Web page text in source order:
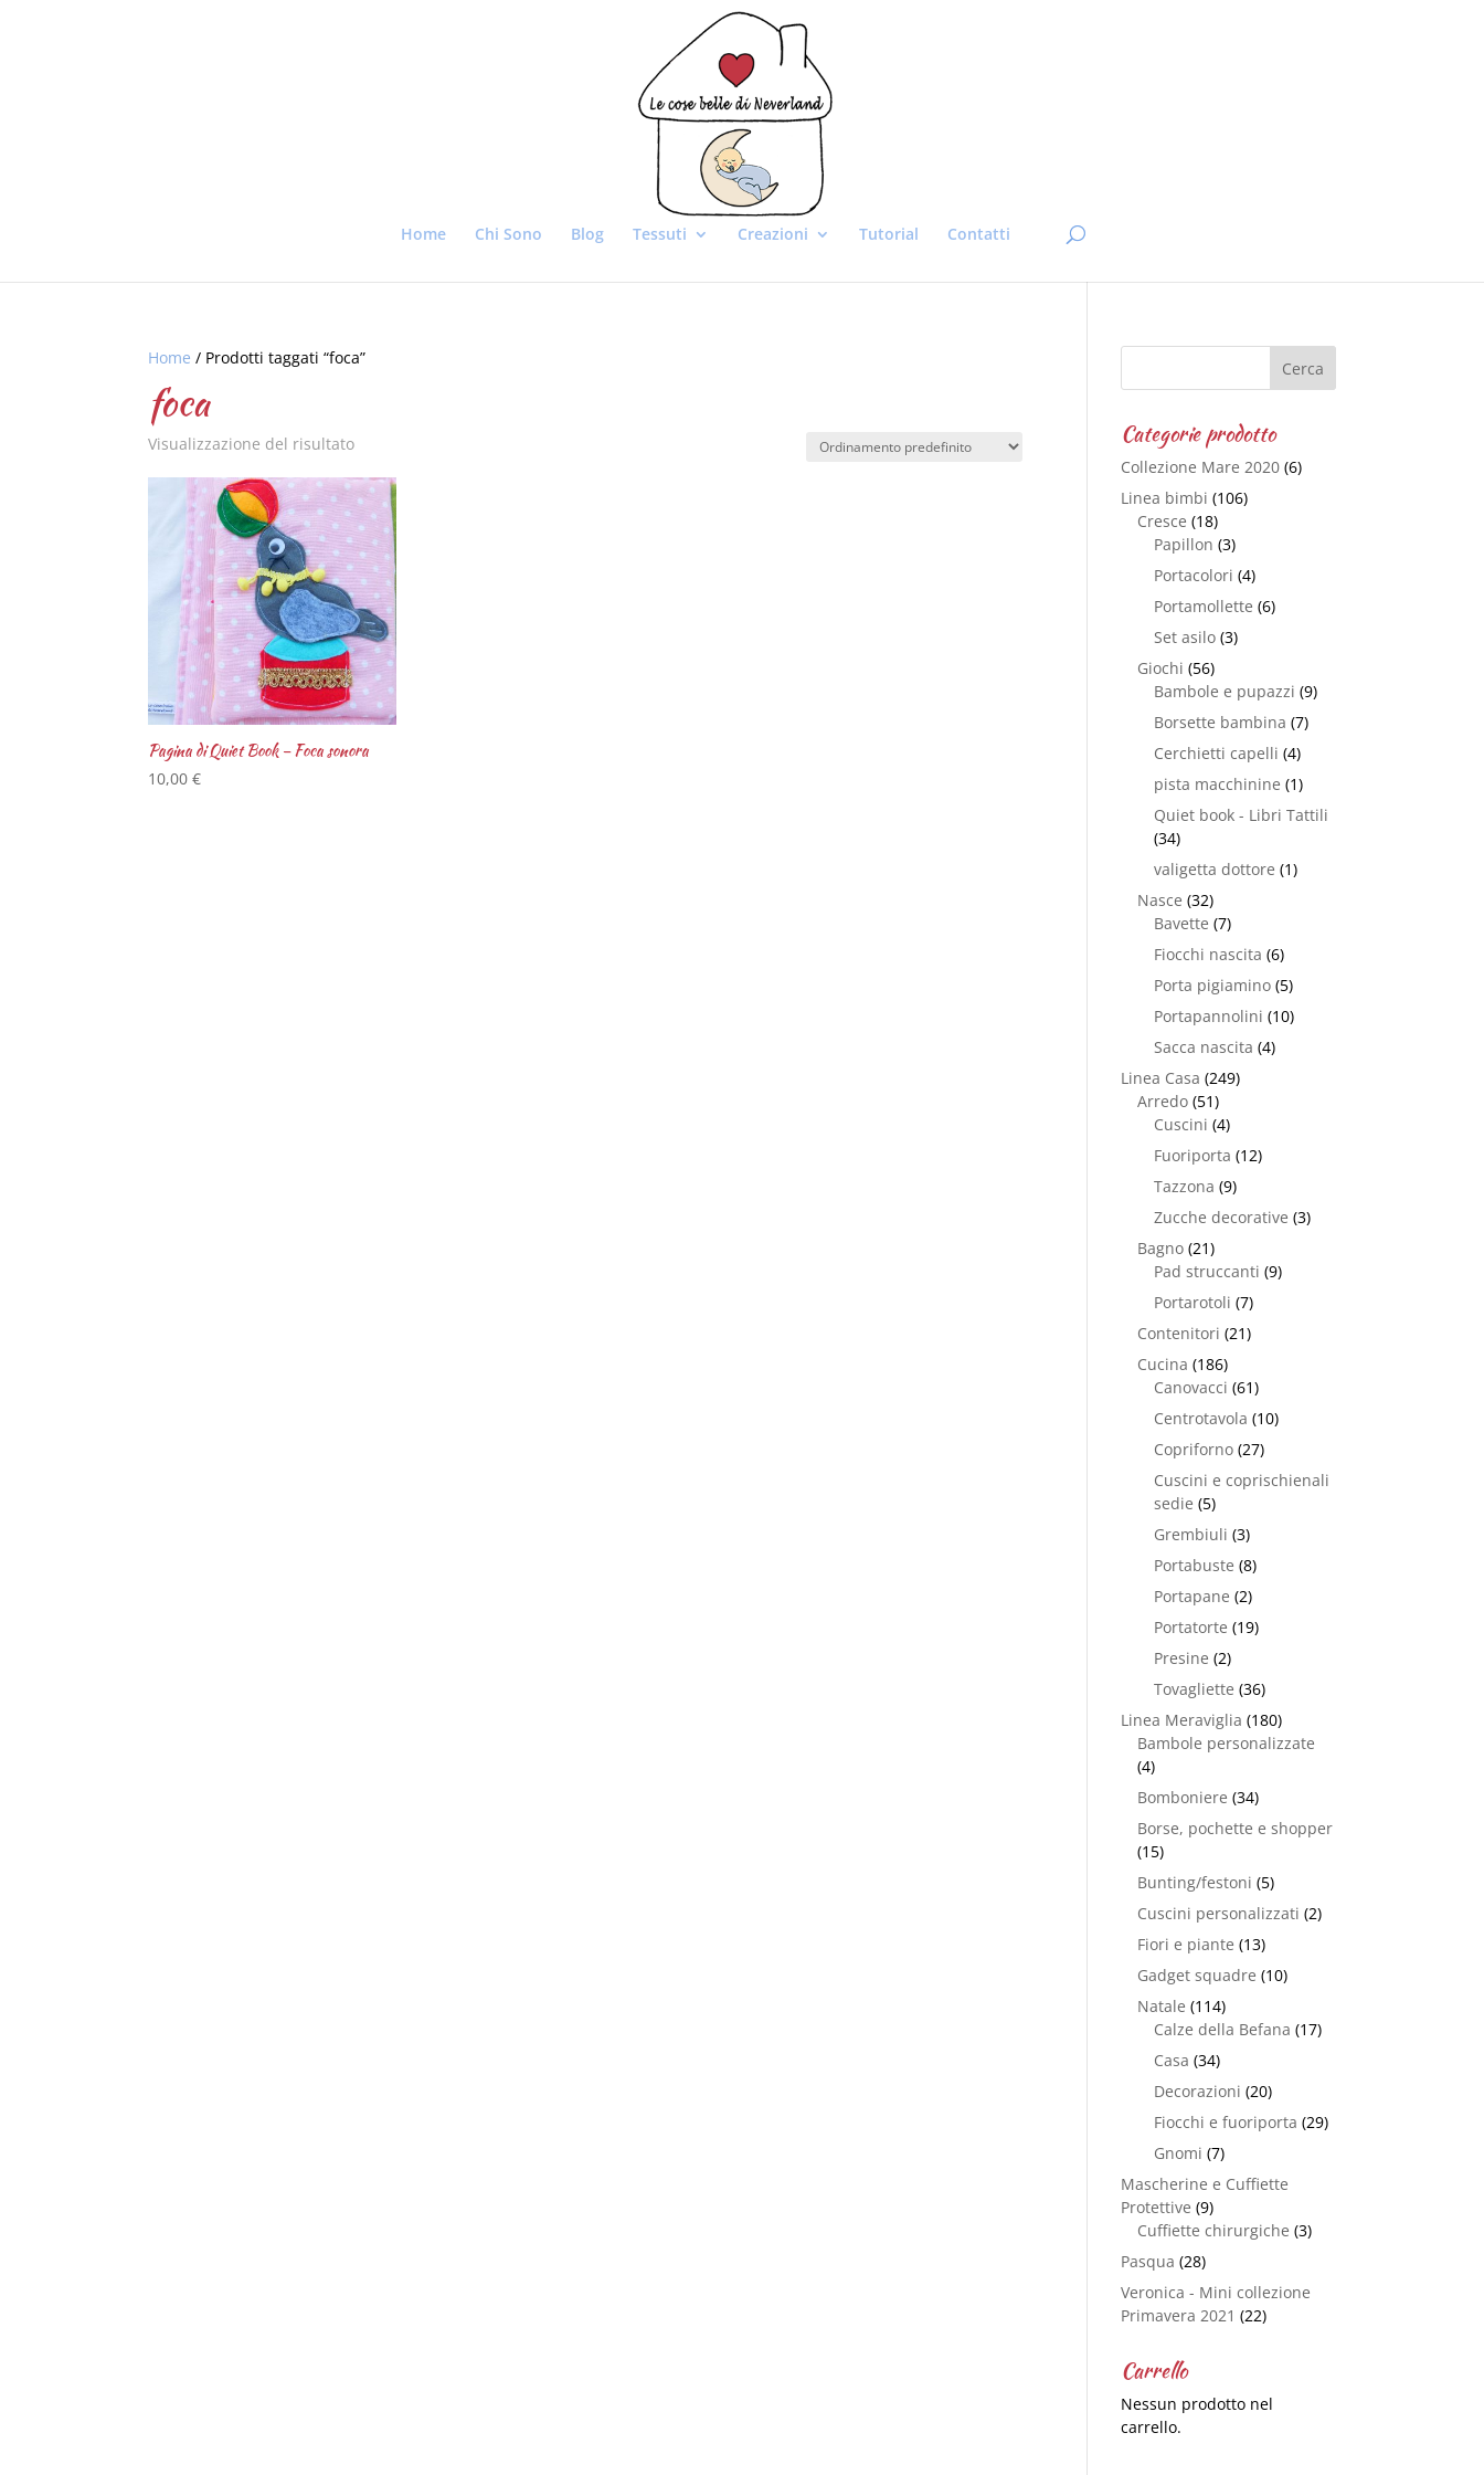
Home Chi Sono Blog Tessuti Creazioni Tutorial Contatti
Home / Prodotti taggati “foca”
foca
Visualizzazione del risultato
Pagina di Quiet Book – Foca sonora
10,00€
Categorie prodotto
Collezione Mare 2020 (6)
Linea bimbi (106)
Cresce (18)
Papillon (3)
Portacolori (4)
Portamollette (6)
Set asilo (3)
Giochi (56)
Bambole e pupazzi (9)
Borsette bambina (7)
Cerchietti capelli (4)
pista macchinine (1)
Quiet book - Libri Tattili
(34)
valigetta dottore (1)
Nasce (32)
Bavette (7)
Fiocchi nascita (6)
Porta pigiamino (5)
Portapannolini (10)
Sacca nascita (4)
Linea Casa (249)
Arredo (51)
Cuscini (4)
Fuoriporta (12)
Tazzona (9)
Zucche decorative (3)
Bagno (21)
Pad struccanti (9)
Portarotoli (7)
Contenitori (21)
Cucina (186)
Canovacci (61)
Centrotavola (10)
Copriforno (27)
Cuscini e coprischienali
sedie (5)
Grembiuli (3)
Portabuste (8)
Portapane (2)
Portatorte (19)
Presine (2)
Tovagliette (36)
Linea Meraviglia (180)
Bambole personalizzate
(4)
Bomboniere (34)
Borse, pochette e shopper
(15)
Bunting/festoni (5)
Cuscini personalizzati (2)
Fiori e piante (13)
Gadget squadre (10)
Natale (114)
Calze della Befana (17)
Casa (34)
Decorazioni (20)
Fiocchi e fuoriporta (29)
Gnomi (7)
Mascherine e Cuffiette
Protettive (9)
Cuffiette chirurgiche (3)
Pasqua (28)
Veronica - Mini collezione
Primavera 2021 (22)
Carrello
Nessun prodotto nel
carrello.